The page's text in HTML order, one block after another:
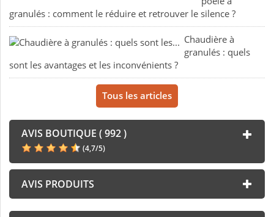
granulés : comment le réduire et retrouver le silence ?
Chaudière à
granulés : quels
sont les avantages et les inconvénients ?
Tous les articles
AVIS BOUTIQUE ( 992 )
(4,7/5)
AVIS PRODUITS